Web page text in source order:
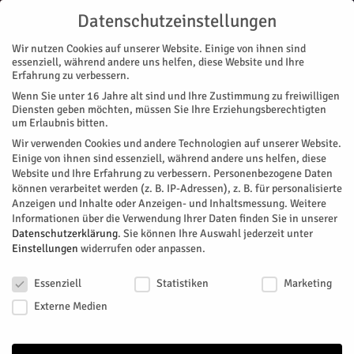
Start Nachrichten Rathaus Jülich „heimatet“ wieder
NACHRICHTEN RATHAUS
Jülich „heimatet“ wieder
„Heimat. Zukunft. Nordrhein-Westfalen. Wir fördern, was
Menschen verbindet“ heißt das Landesprogramm, dessen Ziel
es ist, Menschen für lokale und regionale Besonderheiten zu
begeistern und die positiv gelebte Vielfalt in Nordrhein-
Westfalen deutlich sichtbar werden zu lassen. Ein Element
Datenschutzeinstellungen
Wir nutzen Cookies auf unserer Website. Einige von ihnen sind
essenziell, während andere uns helfen, diese Website und Ihre
Erfahrung zu verbessern.
Wenn Sie unter 16 Jahre alt sind und Ihre Zustimmung zu freiwilligen
Diensten geben möchten, müssen Sie Ihre Erziehungsberechtigten
um Erlaubnis bitten.
Wir verwenden Cookies und andere Technologien auf unserer Website.
Einige von ihnen sind essenziell, während andere uns helfen, diese
Website und Ihre Erfahrung zu verbessern. Personenbezogene Daten
können verarbeitet werden (z. B. IP-Adressen), z. B. für personalisierte
Anzeigen und Inhalte oder Anzeigen- und Inhaltsmessung. Weitere
Informationen über die Verwendung Ihrer Daten finden Sie in unserer
Datenschutzerklärung. Sie können Ihre Auswahl jederzeit unter
Einstellungen widerrufen oder anpassen.
Essenziell
Statistiken
Marketing
Externe Medien